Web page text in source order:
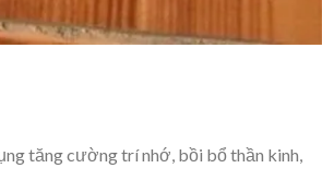
tăng cường trí nhớ, bồi bổ thần kinh,